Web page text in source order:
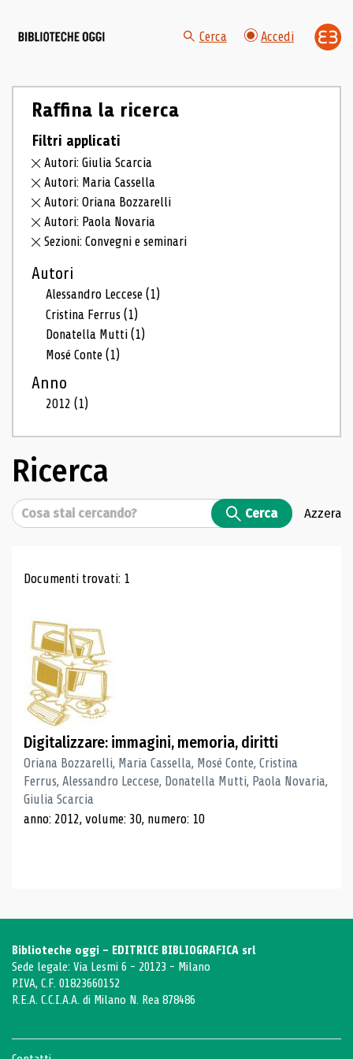
Cerca Accedi
Raffina la ricerca
Filtri applicati
Autori: Giulia Scarcia
Autori: Maria Cassella
Autori: Oriana Bozzarelli
Autori: Paola Novaria
Sezioni: Convegni e seminari
Autori
Alessandro Leccese(1)
Cristina Ferrus(1)
Donatella Mutti(1)
Mosé Conte(1)
Anno
2012(1)
Ricerca
Cerca Cerca Azzera
Risultati di ricerca
Documenti trovati: 1
Digitalizzare: immagini, memoria, diritti
Oriana Bozzarelli, Maria Cassella, Mosé Conte, Cristina
Ferrus, Alessandro Leccese, Donatella Mutti, Paola Novaria,
Giulia Scarcia
anno: 2012, volume: 30, numero: 10
Biblioteche oggi - EDITRICE BIBLIOGRAFICA srl
Sede legale: Via Lesmi 6 - 20123 - Milano
P.IVA, C.F. 01823660152
R.E.A. C.C.I.A.A. di Milano N. Rea 878486